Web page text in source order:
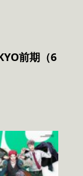
前期（6